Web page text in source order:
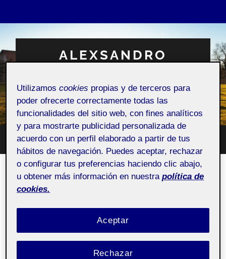
ALEXSANDRO
MACHADO DA SILVA
Espacio Personal
Alternar
el
menú
móvil
el
de
ACTIFOLIO: 5. ANIMEMOS DIGITALMENTE II: EL
Pec 5 Animación Animemos
digitalmente II:
Utilizamoscookies propias y de terceros para
poder ofrecerte correctamente todas las
funcionalidades del sitio web, con fines analíticos
y para mostrarte publicidad personalizada de
acuerdo con un perfil elaborado a partir de tus
hábitos de navegación. Puedes aceptar, rechazar
o configurar tus preferencias haciendo clic abajo,
u obtener más información en nuestra política de
cookies.
Rechazar
Aceptar